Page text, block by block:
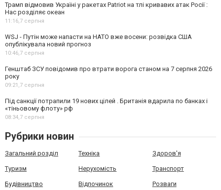
Трамп відмовив Україні у ракетах Patriot на тлі кривавих атак Росії :
Нас розділяє океан
11:16, 7 серпня
WSJ - Путін може напасти на НАТО вже восени: розвідка США
опублікувала новий прогноз
10:46, 7 серпня
Генштаб ЗСУ повідомив про втрати ворога станом на 7 серпня 2026
року
09:21, 7 серпня
Під санкції потрапили 19 нових цілей . Британія вдарила по банках і
«тіньовому флоту» рф
08:34, 7 серпня
Рубрики новин
Загальний розділ Техніка Здоров'я
Туризм Нерухомість Транспорт
Будівництво Відпочинок Розваги